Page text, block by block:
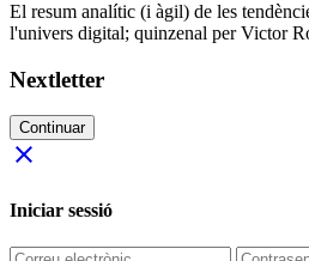
El resum analític (i àgil) de les
l'univers digital; quinzenal per Victor
Nextletter
Continuar
close
Iniciar sessió